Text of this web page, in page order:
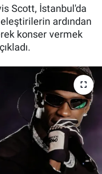
Scott, İstanbul'da
ardından
konser vermek